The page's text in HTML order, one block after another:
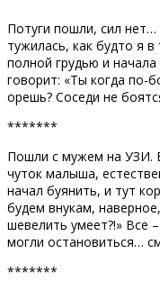
Потуги пошли, сил
тужилась, как будто я
полной грудью и
говорит: «Ты когда по-
орешь? Соседи не
*******
Пошли с мужем на УЗИ.
чуток малыша,
начал буянить, и тут
будем внукам,
шевелить умеет?!» Все
могли остановиться…
*******